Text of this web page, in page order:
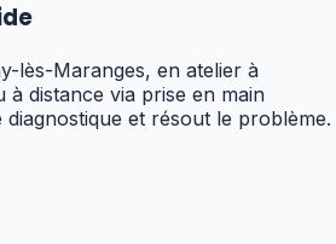
lès-Maranges, en atelier à
à distance via prise en main
et résout le problème.